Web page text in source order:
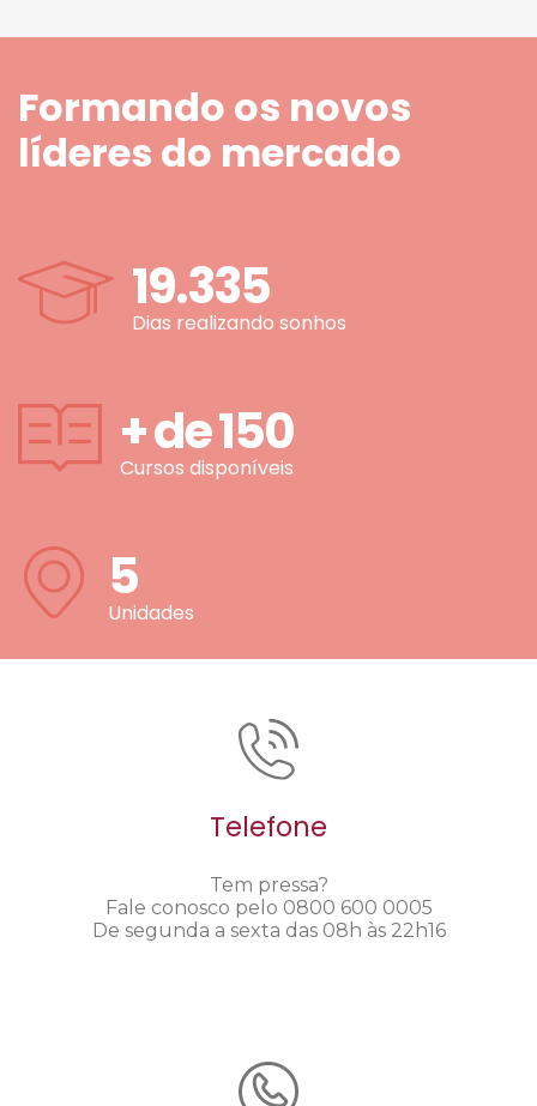
Formando os novos
líderes do mercado
19.335
Dias realizando sonhos
+ de150
Cursos disponíveis
5
Unidades
Telefone
Tem pressa?
Fale conosco pelo 0800 600 0005
De segunda a sexta das 08h às 22h16